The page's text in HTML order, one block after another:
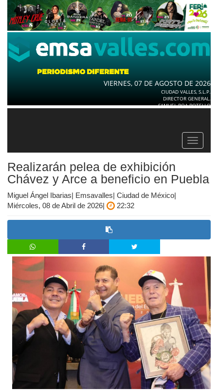
VIERNES, 07 DE AGOSTO DE 2026
CIUDAD VALLES, S.L.P.
DIRECTOR GENERAL.
SAMUEL ROA BOTELLO
Toggle
Realizarán pelea de exhibición
Chávez y Arce a beneficio en Puebla
Miguel Ángel Ibarias| Emsavalles| Ciudad de México|
Miércoles, 08 de Abril de 2026|
22:32